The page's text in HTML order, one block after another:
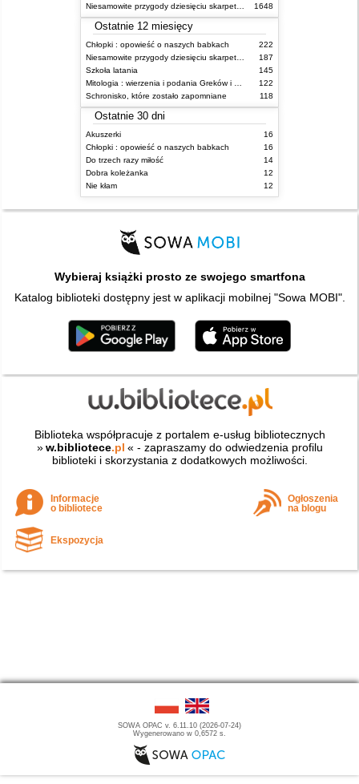
Niesamowite przygody dziesięciu skarpetek (czterech prawych i sześciu lewych)
1648
Ostatnie 12 miesięcy
Chłopki : opowieść o naszych babkach
222
Niesamowite przygody dziesięciu skarpetek (czterech prawych i sześciu lewych)
187
Szkoła latania
145
Mitologia : wierzenia i podania Greków i Rzymian
122
Schronisko, które zostało zapomniane
118
Ostatnie 30 dni
Akuszerki
16
Chłopki : opowieść o naszych babkach
16
Do trzech razy miłość
14
Dobra koleżanka
12
Nie kłam
12
Wybieraj książki prosto ze swojego smartfona
Katalog biblioteki dostępny jest w aplikacji mobilnej "Sowa MOBI".
Biblioteka współpracuje z portalem e-usług bibliotecznych
» w.bibliotece.pl « - zapraszamy do odwiedzenia profilu
biblioteki i skorzystania z dodatkowych możliwości.
Informacje
o bibliotece
Ogłoszenia
na blogu
Ekspozycja
SOWA OPAC v. 6.11.10 (2026-07-24)
Wygenerowano w 0,6572 s.